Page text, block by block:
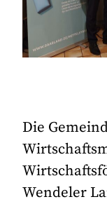
Die
Wendeler